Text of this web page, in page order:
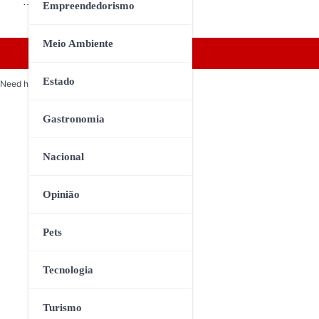
Empreendedorismo
Meio Ambiente
Estado
Gastronomia
Nacional
Opinião
Pets
Tecnologia
Turismo
Need help? Our team is just a message away